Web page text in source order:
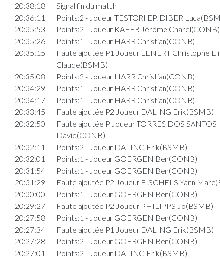
20:38:18
Signal fin du match
20:36:11
Points:2 - Joueur TESTORI EP. DIBER
20:35:53
Points:2 - Joueur KAFER Jérôme Charel(CONB)
20:35:26
Points:1 - Joueur HARR Christian(CONB)
20:35:15
Faute ajoutée P1 Joueur LENERT Christophe
Claude(BSMB)
20:35:08
Points:2 - Joueur HARR Christian(CONB)
20:34:29
Points:1 - Joueur HARR Christian(CONB)
20:34:17
Points:1 - Joueur HARR Christian(CONB)
20:33:45
Faute ajoutée P2 Joueur DALING Erik(BSMB)
20:32:50
Faute ajoutée P Joueur TORRES DOS SANTOS
David(CONB)
20:32:11
Points:2 - Joueur DALING Erik(BSMB)
20:32:01
Points:1 - Joueur GOERGEN Ben(CONB)
20:31:54
Points:1 - Joueur GOERGEN Ben(CONB)
20:31:29
Faute ajoutée P2 Joueur FISCHELS Yann
20:30:00
Points:1 - Joueur GOERGEN Ben(CONB)
20:29:27
Faute ajoutée P2 Joueur PHILIPPS Jo(BSMB)
20:27:58
Points:1 - Joueur GOERGEN Ben(CONB)
20:27:34
Faute ajoutée P1 Joueur DALING Erik(BSMB)
20:27:28
Points:2 - Joueur GOERGEN Ben(CONB)
20:27:01
Points:2 - Joueur DALING Erik(BSMB)